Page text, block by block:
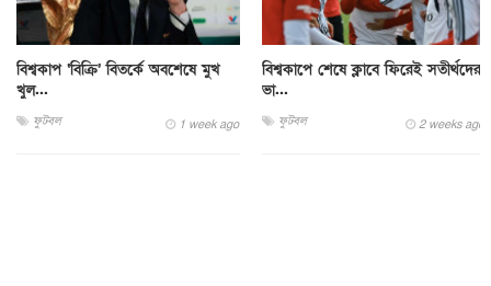
বিশ্বকাপ ‘বিক্রি’ বিতর্কে অবশেষে মুখ
খুল...
ফুটবল 1 week ago
বিশ্বকাপে শেষে ক্লাবে ফিরেই সতীর্থদের
ভা...
ফুটবল 2 weeks ago